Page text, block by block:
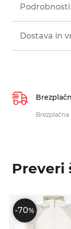
Dostava in
Preveri
-70%